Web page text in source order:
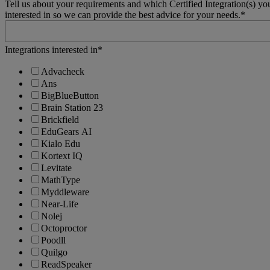
Tell us about your requirements and which Certified Integration(s)
interested in so we can provide the best advice for your needs.*
Integrations interested in*
Advacheck
Ans
BigBlueButton
Brain Station 23
Brickfield
EduGears AI
Kialo Edu
Kortext IQ
Levitate
MathType
Myddleware
Near-Life
Nolej
Octoproctor
Poodll
Quilgo
ReadSpeaker